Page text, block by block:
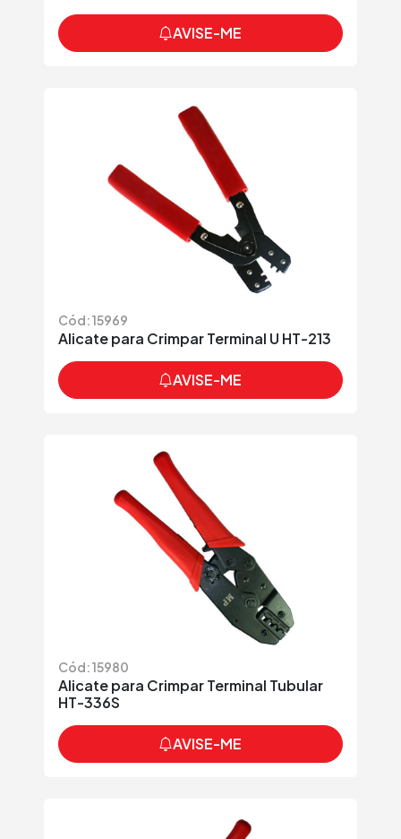
AVISE-ME
Cód: 15969
Alicate para Crimpar Terminal U HT-213
AVISE-ME
Cód: 15980
Alicate para Crimpar Terminal Tubular
HT-336S
AVISE-ME